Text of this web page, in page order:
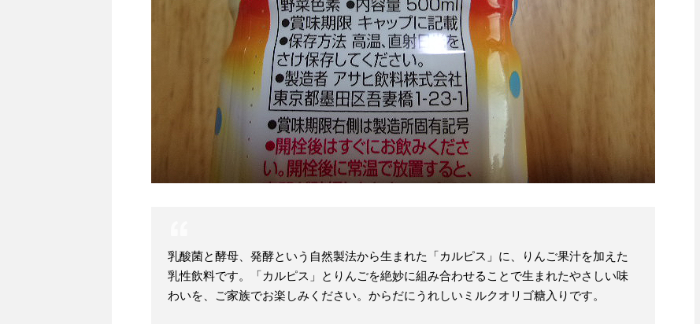
乳酸菌と酵母、発酵という自然製法から生まれた「カルピス」に、りんご果汁を加えた
乳性飲料です。「カルピス」とりんごを絶妙に組み合わせることで生まれたやさしい味
わいを、ご家族でお楽しみください。からだにうれしいミルクオリゴ糖入りです。